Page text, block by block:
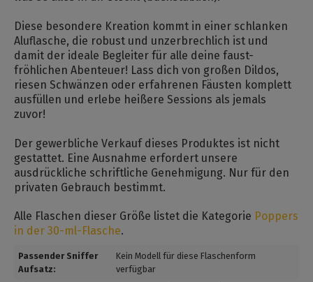
Diese besondere Kreation kommt in einer schlanken
Aluflasche, die robust und unzerbrechlich ist und
damit der ideale Begleiter für alle deine faust-
fröhlichen Abenteuer! Lass dich von großen Dildos,
riesen Schwänzen oder erfahrenen Fäusten komplett
ausfüllen und erlebe heißere Sessions als jemals
zuvor!
Der gewerbliche Verkauf dieses Produktes ist nicht
gestattet. Eine Ausnahme erfordert unsere
ausdrückliche schriftliche Genehmigung. Nur für den
privaten Gebrauch bestimmt.
Alle Flaschen dieser Größe listet die Kategorie Poppers
in der 30-ml-Flasche.
Passender Sniffer
Aufsatz:
Kein Modell für diese Flaschenform
verfügbar